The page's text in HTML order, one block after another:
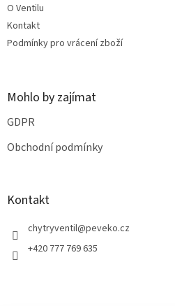
O Ventilu
Kontakt
Podmínky pro vrácení zboží
Mohlo by zajímat
GDPR
Obchodní podmínky
Kontakt
chytryventil@peveko.cz
+420 777 769 635